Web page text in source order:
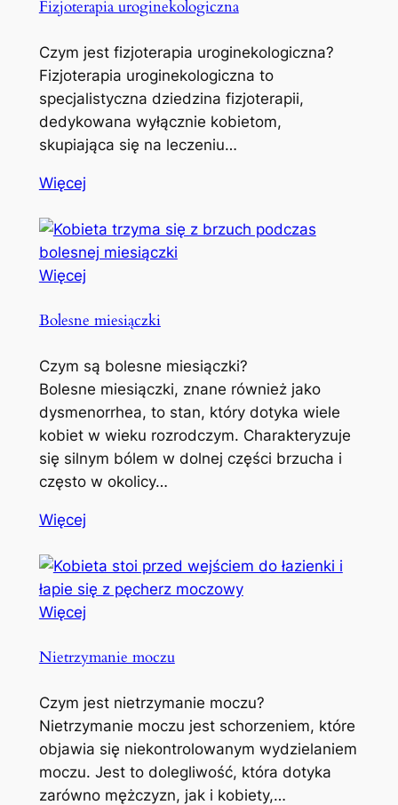
Fizjoterapia uroginekologiczna
Czym jest fizjoterapia uroginekologiczna?
Fizjoterapia uroginekologiczna to
specjalistyczna dziedzina fizjoterapii,
dedykowana wyłącznie kobietom,
skupiająca się na leczeniu…
Więcej
Więcej
Bolesne miesiączki
Czym są bolesne miesiączki?
Bolesne miesiączki, znane również jako
dysmenorrhea, to stan, który dotyka wiele
kobiet w wieku rozrodczym. Charakteryzuje
się silnym bólem w dolnej części brzucha i
często w okolicy…
Więcej
Więcej
Nietrzymanie moczu
Czym jest nietrzymanie moczu?
Nietrzymanie moczu jest schorzeniem, które
objawia się niekontrolowanym wydzielaniem
moczu. Jest to dolegliwość, która dotyka
zarówno mężczyzn, jak i kobiety,…